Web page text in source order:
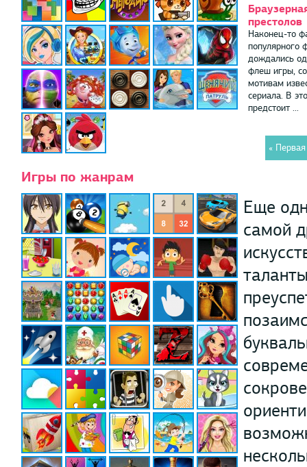
Игры по жанрам
престолов
Наконец-то
популярного
дождались
флеш игры,
мотивам
сериала. В
предстоит ...
« Первая
Еще
самой